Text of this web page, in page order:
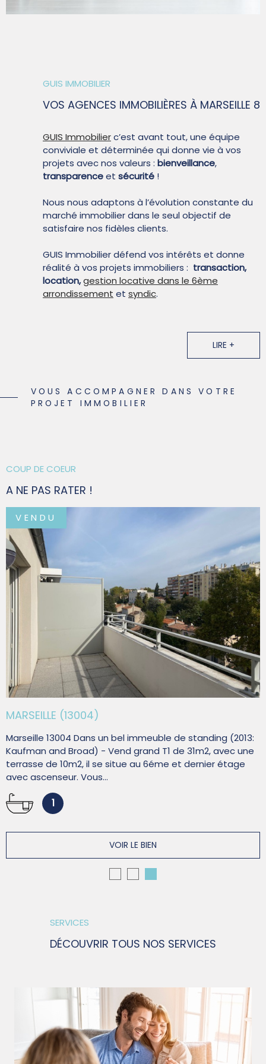
CONTACT
GUIS IMMOBILIER
VOS AGENCES IMMOBILIÈRES À MARSEILLE 8
GUIS Immobilierc’est avant tout, une équipe
conviviale et déterminée qui donne vie à vos
projets avec nos valeurs : bienveillance,
transparenceet sécurité !
Nous nous adaptons à l’évolution constante du
marché immobilier dans le seul objectif de
satisfaire nos fidèles clients.
GUIS Immobilier défend vos intérêts et donne
réalité à vos projets immobiliers : transaction,
location,gestion locative dans le 6ème
arrondissement et syndic.
LIRE +
VOUS ACCOMPAGNER DANS VOTRE
PROJET IMMOBILIER
COUP DE COEUR
A NE PAS RATER !
VENDU
MARSEILLE (13004)
Marseille 13004 Dans un bel immeuble de standing (2013:
Kaufman and Broad) - Vend grand T1 de 31m2, avec une
terrasse de 10m2, il se situe au 6éme et dernier étage
avec ascenseur. Vous...
1
VOIR LE BIEN
SERVICES
DÉCOUVRIR TOUS NOS SERVICES